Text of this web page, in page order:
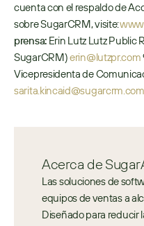
cuenta con el respaldo de
sobre SugarCRM, visite:
prensa: Erin Lutz Lutz Public
SugarCRM) erin@lutzpr.com
sarita.kincaid@sugarcrm.com
Acerca de
Las soluciones de
equipos de ventas a
Diseñado para reducir